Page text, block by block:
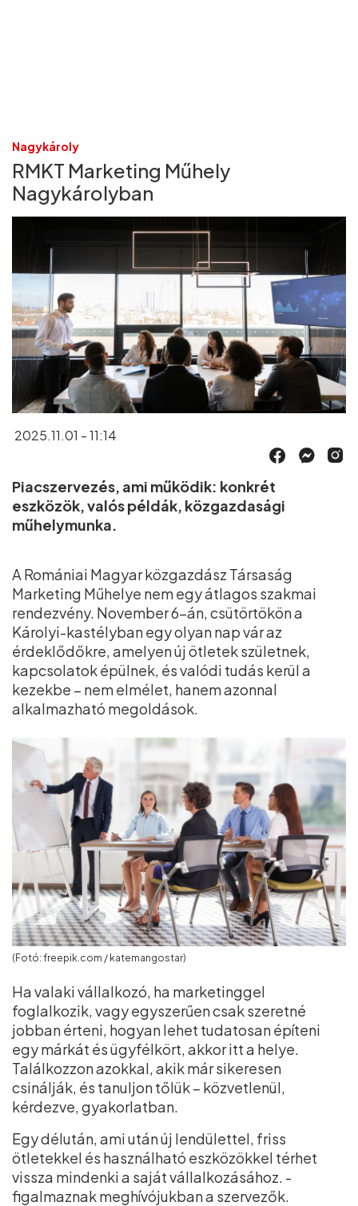
Nagykároly
RMKT Marketing Műhely
Nagykárolyban
2025.11.01 - 11:14
Piacszervezés, ami működik: konkrét
eszközök, valós példák, közgazdasági
műhelymunka.
A Romániai Magyar közgazdász Társaság
Marketing Műhelye nem egy átlagos szakmai
rendezvény. November 6-án, csütörtökön a
Károlyi-kastélyban egy olyan nap vár az
érdeklődőkre, amelyen új ötletek születnek,
kapcsolatok épülnek, és valódi tudás kerül a
kezekbe – nem elmélet, hanem azonnal
alkalmazható megoldások.
(Fotó: freepik.com / katemangostar)
Ha valaki vállalkozó, ha marketinggel
foglalkozik, vagy egyszerűen csak szeretné
jobban érteni, hogyan lehet tudatosan építeni
egy márkát és ügyfélkört, akkor itt a helye.
Találkozzon azokkal, akik már sikeresen
csinálják, és tanuljon tőlük – közvetlenül,
kérdezve, gyakorlatban.
Egy délután, ami után új lendülettel, friss
ötletekkel és használható eszközökkel térhet
vissza mindenki a saját vállalkozásához. -
figalmaznak meghívójukban a szervezők.